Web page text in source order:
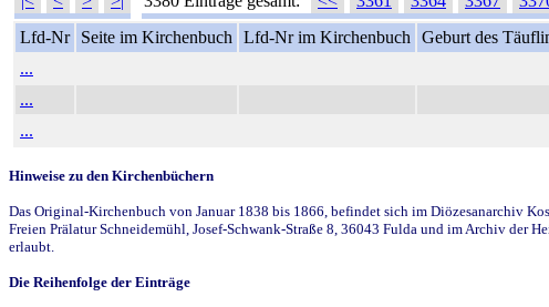
Lfd-Nr
Seite im Kirchenbuch Lfd-Nr im Kirchenbuch Geburt des
...
...
...
Hinweise zu den Kirchenbüchern
Das Original-Kirchenbuch von Januar 1838 bis 1866, befindet sich im Diözesanarchiv
Freien Prälatur Schneidemühl, Josef-Schwank-Straße 8, 36043 Fulda und im Archiv der
erlaubt.
Die Reihenfolge der Einträge